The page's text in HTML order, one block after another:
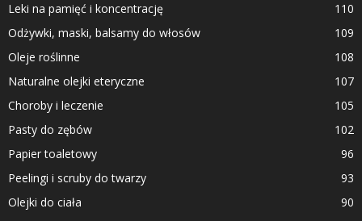
Leki na pamięć i koncentrację
110
Odżywki, maski, balsamy do włosów
109
Oleje roślinne
108
Naturalne olejki eteryczne
107
Choroby i leczenie
105
Pasty do zębów
102
Papier toaletowy
96
Peelingi i scruby do twarzy
93
Olejki do ciała
90